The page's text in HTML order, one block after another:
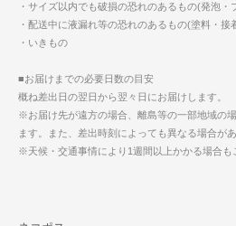
・サイズ以内でも破損の恐れのあるもの(発泡・
・配送中に液漏れ等の恐れのあるもの(塗料・接
・いきもの
■お届けまでの必要日数の目安
概ね差出日の翌日から翌々日にお届けします。
※お届け先が遠方の場合、離島等の一部地域の
ます。また、差出時刻によっても異なる場合があ
※天候・交通事情により1週間以上かかる場合も